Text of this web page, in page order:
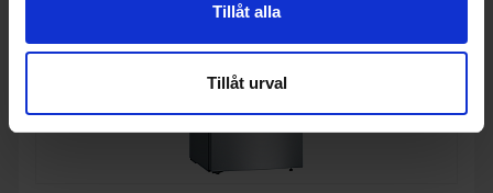
Tillåt alla
Tillåt urval